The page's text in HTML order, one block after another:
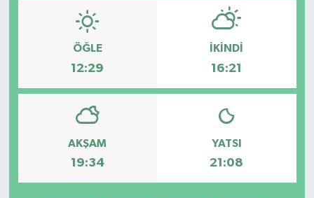
ÖĞLE
12:29
İKINDI
16:21
AKŞAM
19:34
YATSI
21:08